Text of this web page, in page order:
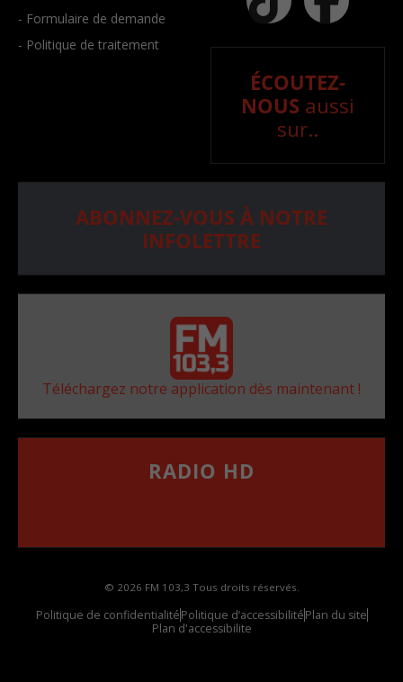
- Formulaire de demande
- Politique de traitement
ÉCOUTEZ-
NOUS aussi
sur..
ABONNEZ-VOUS À NOTRE
INFOLETTRE
Téléchargez notre application dès maintenant !
RADIO HD
© 2026 FM 103,3 Tous droits réservés.
Politique de confidentialitéPolitique d’accessibilitéPlan du site
Plan d'accessibilite